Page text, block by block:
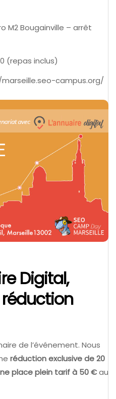
M2 Bougainville – arrêt
(repas inclus)
campus.org/
Digital,
réduction
de l’événement. Nous
réduction exclusive de 20
place plein tarif à 50 €au